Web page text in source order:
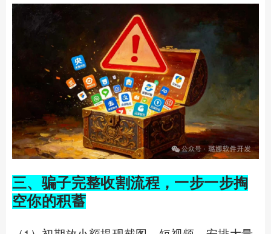
三、骗子完整收割流程，一步一步掏
空你的积蓄